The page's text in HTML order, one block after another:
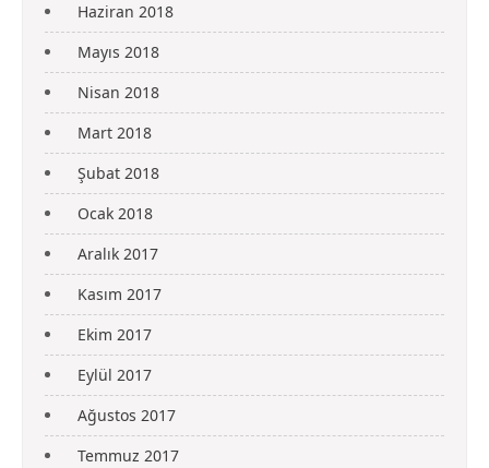
Haziran 2018
Mayıs 2018
Nisan 2018
Mart 2018
Şubat 2018
Ocak 2018
Aralık 2017
Kasım 2017
Ekim 2017
Eylül 2017
Ağustos 2017
Temmuz 2017